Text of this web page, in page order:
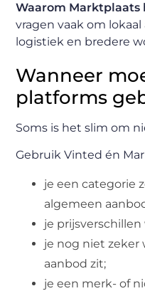
Waarom Marktplaats
vragen vaak om
logistiek en bredere
Wanneer
platforms
Soms is het slim om
Gebruik Vinted én
je een categorie
algemeen
je
je nog niet zeker
aanbod zit;
je een merk- of